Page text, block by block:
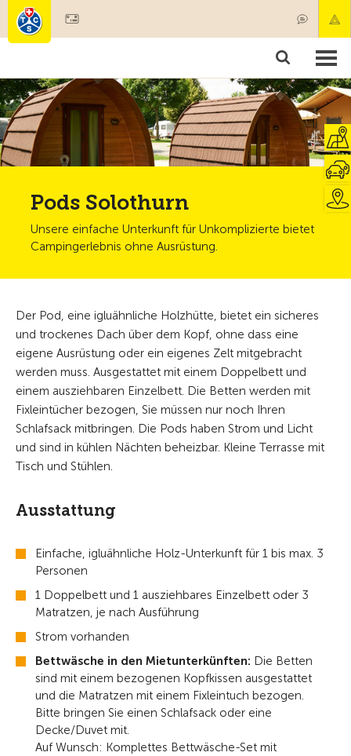
Mitgliedschaft & Leistungen
Test, Sicherheit & Gesundheit
Pods Solothurn
Unsere einfache Unterkunft für Unkomplizierte bietet
Campingerlebnis ohne Ausrüstung.
Der Pod, eine igluähnliche Holzhütte, bietet ein sicheres
und trockenes Dach über dem Kopf, ohne dass eine
eigene Ausrüstung oder ein eigenes Zelt mitgebracht
werden muss. Ausgestattet mit einem Doppelbett und
einem ausziehbaren Einzelbett. Die Betten werden mit
Fixleintücher bezogen, Sie müssen nur noch Ihren
Schlafsack mitbringen. Die Pods haben Strom und Licht
und sind in kühlen Nächten beheizbar. Kleine Terrasse mit
Tisch und Stühlen.
Ausstattung
Einfache, igluähnliche Holz-Unterkunft für 1 bis max. 3
Personen
1 Doppelbett und 1 ausziehbares Einzelbett oder 3
Matratzen, je nach Ausführung
Strom vorhanden
Bettwäsche in den Mietunterkünften: Die Betten
sind mit einem bezogenen Kopfkissen ausgestattet
und die Matratzen mit einem Fixleintuch bezogen.
Bitte bringen Sie einen Schlafsack oder eine
Decke/Duvet mit.
Auf Wunsch: Komplettes Bettwäsche-Set mit